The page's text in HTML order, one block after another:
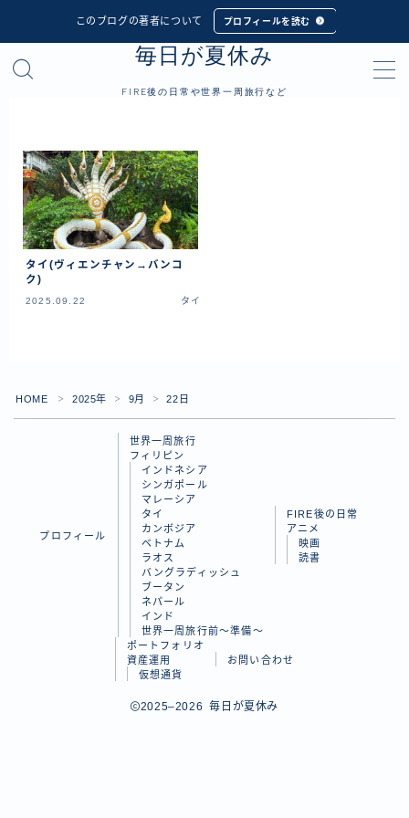
このブログの著者について プロフィールを読む
毎日が夏休み
FIRE後の日常や世界一周旅行など
MENU
世界一周旅行
フィリピン
インドネシア
シンガポール
マレーシア
ベトナム
バングラディッシュ
世界一周旅行前～準備～
Follow Me
タイ(ヴィエンチャン→バンコ
ク)
2025.09.22 タイ
HOME ＞ 2025年 ＞ 9月 ＞ 22日
プロフィール
世界一周旅行
フィリピン
インドネシア
シンガポール
マレーシア
タイ
カンボジア
ベトナム
ラオス
バングラディッシュ
ブータン
ネパール
インド
世界一周旅行前～準備～
FIRE後の日常
アニメ
映画
読書
ポートフォリオ
資産運用
仮想通貨
お問い合わせ
2025–2026 毎日が夏休み